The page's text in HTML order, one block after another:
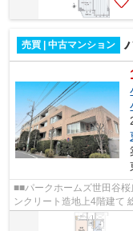
売買 | 中古マンション
■■パークホームズ世田谷桜丘ヒルト
ンクリート造地上4階建て 総戸数30戸 小田急小田原線
分 オートロック 宅配ボッ